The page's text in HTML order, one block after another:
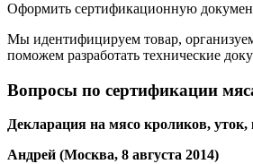
Оформить сертификационную
Мы идентифицируем товар,
поможем разработать технические
Вопросы по сертификации
Декларация на мясо кроликов, уток,
Андрей (Москва, 8 августа 2014)